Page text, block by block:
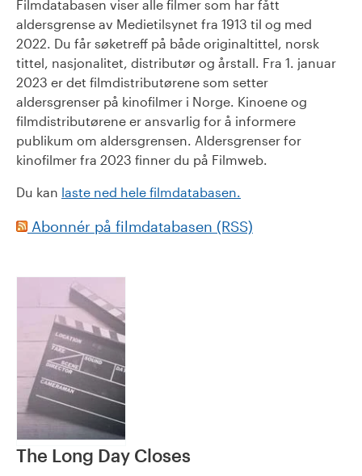
Filmdatabasen viser alle filmer som har fått
aldersgrense av Medietilsynet fra 1913 til og med
2022. Du får søketreff på både originaltittel, norsk
tittel, nasjonalitet, distributør og årstall. Fra 1. januar
2023 er det filmdistributørene som setter
aldersgrenser på kinofilmer i Norge. Kinoene og
filmdistributørene er ansvarlig for å informere
publikum om aldersgrensen. Aldersgrenser for
kinofilmer fra 2023 finner du på Filmweb.
Du kan laste ned hele filmdatabasen.
Abonnér på filmdatabasen (RSS)
The Long Day Closes